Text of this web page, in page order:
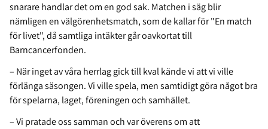
snarare handlar det om en god sak. Matchen i säg blir
nämligen en välgörenhetsmatch, som de kallar för "En match
för livet", då samtliga intäkter går oavkortat till
Barncancerfonden.
– När inget av våra herrlag gick till kval kände vi att vi ville
förlänga säsongen. Vi ville spela, men samtidigt göra något bra
för spelarna, laget, föreningen och samhället.
– Vi pratade oss samman och var överens om att